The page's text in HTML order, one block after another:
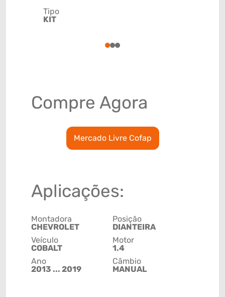
Tipo
KIT
123
Compre Agora
Mercado Livre Cofap
Aplicações:
Montadora
CHEVROLET
Veículo
COBALT
Ano
2013 ... 2019
Posição
DIANTEIRA
Motor
1.4
Câmbio
MANUAL